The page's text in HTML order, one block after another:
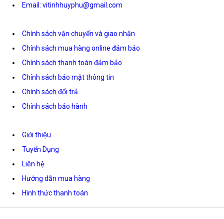
Email: vitinhhuyphu@gmail.com
Chính sách vận chuyển và giao nhận
Chính sách mua hàng online đảm bảo
Chính sách thanh toán đảm bảo
Chính sách bảo mật thông tin
Chính sách đổi trả
Chính sách bảo hành
Giới thiệu
Tuyển Dụng
Liên hệ
Hướng dẫn mua hàng
Hình thức thanh toán